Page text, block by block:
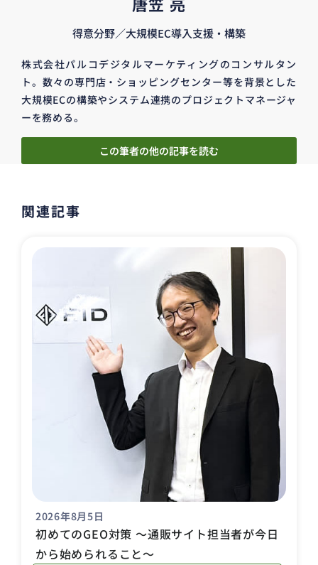
得意分野／大規模EC導入支援・構築
株式会社パルコデジタルマーケティングのコンサルタン
ト。数々の専門店・ショッピングセンター等を背景とした
大規模ECの構築やシステム連携のプロジェクトマネージャ
ーを務める。
この筆者の他の記事を読む
関連記事
2026年8月5日
初めてのGEO対策 〜通販サイト担当者が今日
から始められること〜